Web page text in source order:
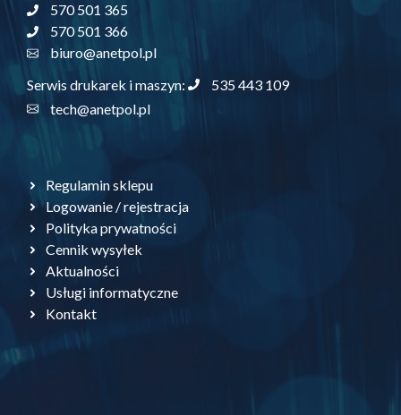
570 501 365
570 501 366
biuro@anetpol.pl
Serwis drukarek i maszyn:
535 443 109
tech@anetpol.pl
Regulamin sklepu
Logowanie / rejestracja
Polityka prywatności
Cennik wysyłek
Aktualności
Usługi informatyczne
Kontakt